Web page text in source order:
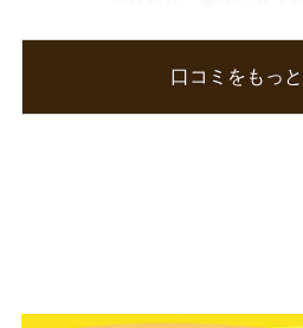
いう感じで、私にはピ
口コミをもっ